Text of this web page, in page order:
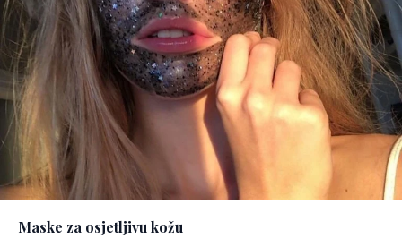
Maske za osjetljivu kožu